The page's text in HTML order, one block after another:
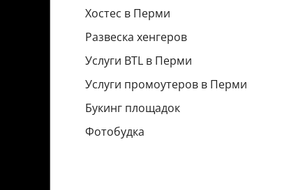
Хостес в Перми
Развеска хенгеров
Услуги BTL в Перми
Услуги промоутеров в Перми
Букинг площадок
Фотобудка